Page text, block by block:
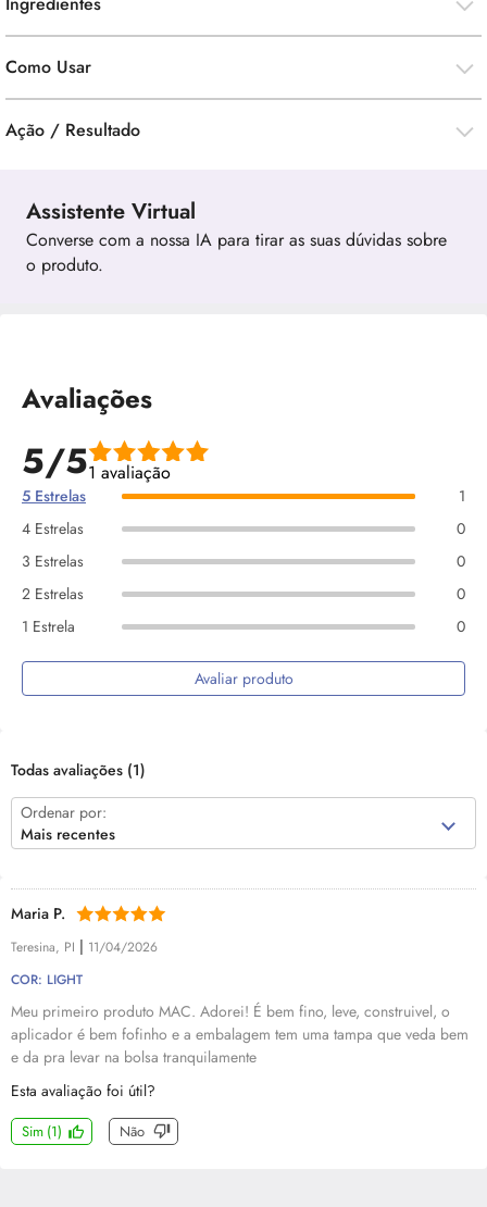
Como Usar
Ação / Resultado
Assistente Virtual
Converse com a nossa IA para tirar as suas dúvidas sobre
o produto.
Avaliações
5/51 avaliação
5 Estrelas
1
4 Estrelas
0
3 Estrelas
0
2 Estrelas
0
1 Estrela
0
Avaliar produto
Todas avaliações (1)
Ordenar por:
Mais recentes
Maria P.
Teresina, PI | 11/04/2026
COR: LIGHT
Meu primeiro produto MAC. Adorei! É bem fino, leve, construivel, o
aplicador é bem fofinho e a embalagem tem uma tampa que veda bem
e da pra levar na bolsa tranquilamente
Esta avaliação foi útil?
Sim (1) Não